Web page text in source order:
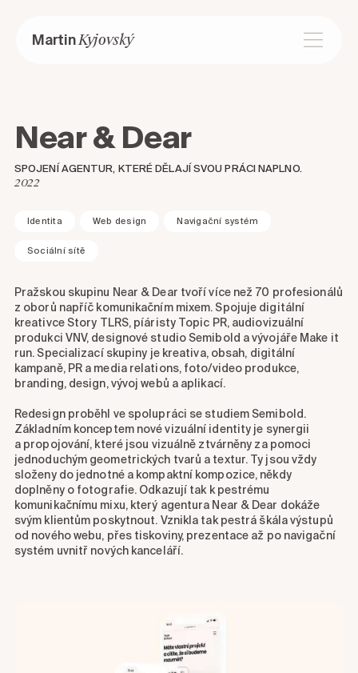
MartinKyjovský
Near & Dear
SPOJENÍ AGENTUR, KTERÉ DĚLAJÍ SVOU PRÁCI NAPLNO.
2022
Identita Web design Navigační systém
Sociální sítě
Pražskou skupinu Near & Dear tvoří více než 70 profesionálů
z oborů napříč komunikačním mixem. Spojuje digitální
kreativce Story TLRS, píáristy Topic PR, audiovizuální
produkci VNV, designové studio Semibold a vývojáře Make it
run. Specializací skupiny je kreativa, obsah, digitální
kampaně, PR a media relations, foto/video produkce,
branding, design, vývoj webů a aplikací.
Redesign proběhl ve spolupráci se studiem Semibold.
Základním konceptem nové vizuální identity je synergii
a propojování, které jsou vizuálně ztvárněny za pomoci
jednoduchým geometrických tvarů a textur. Ty jsou vždy
složeny do jednotné a kompaktní kompozice, někdy
doplněny o fotografie. Odkazují tak k pestrému
komunikačnímu mixu, který agentura Near & Dear dokáže
svým klientům poskytnout. Vznikla tak pestrá škála výstupů
od nového webu, přes tiskoviny, prezentace až po navigační
systém uvnitř nových kanceláří.